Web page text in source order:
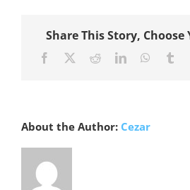
Share This Story,
Facebook RedditLinkedIn
About the Author: Cezar